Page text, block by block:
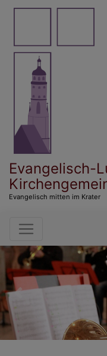
Direkt
Evangelisch-
Evangelisch mitten im Krater